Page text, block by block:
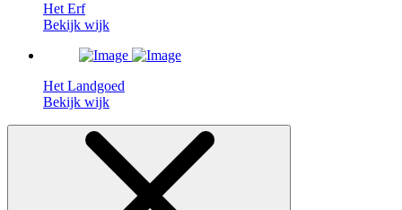
Het Erf
Bekijk wijk
Het Landgoed
Bekijk wijk